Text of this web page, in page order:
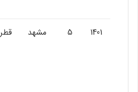
1401
5 مشهد قطر